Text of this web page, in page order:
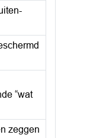
“wat
zeggen